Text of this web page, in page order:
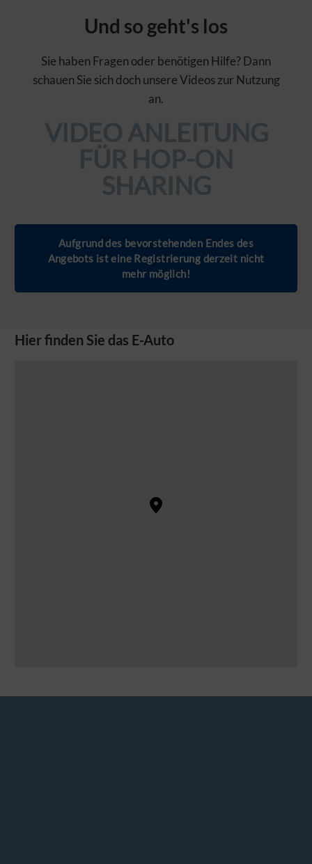
Und so geht's los
Sie haben Fragen oder benötigen Hilfe? Dann
schauen Sie sich doch unsere Videos zur Nutzung
an.
VIDEO ANLEITUNG
FÜR HOP-ON
SHARING
Aufgrund des bevorstehenden Endes des
Angebots ist eine Registrierung derzeit nicht
mehr möglich!
Hier finden Sie das E-Auto